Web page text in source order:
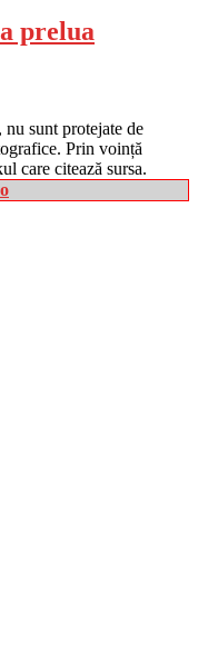
prelua
sunt protejate de
Prin voință
care citează sursa.